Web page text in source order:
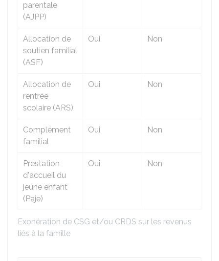
Exonération de CSG et/ou CRDS sur les revenus
liés à la famille
parentale
(AJPP)
Allocation de
soutien familial
(ASF)
Oui Non
Allocation de
rentrée
scolaire (ARS)
Oui Non
Complément
familial
Oui Non
Prestation
d'accueil du
jeune enfant
(Paje)
Oui Non